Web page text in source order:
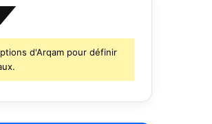
d'Arqam pour définir